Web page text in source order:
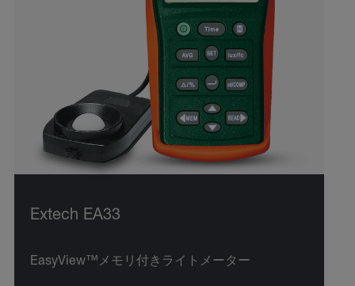
Extech EA33
EasyView™メモリ付きライトメーター